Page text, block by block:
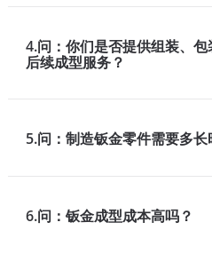
4.问：你们是否提供组装、
后续成型服务？
5.问：制造钣金零件需要多长
6.问：钣金成型成本高吗？